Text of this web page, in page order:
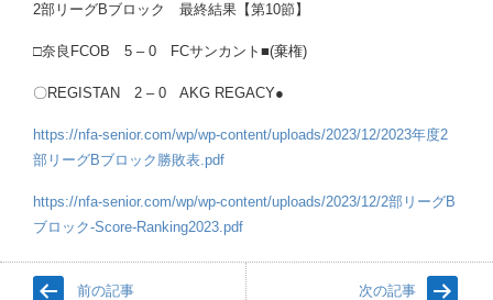
2部リーグBブロック 最終結果【第10節】
□奈良FCOB 5 – 0 FCサンカント■(棄権)
〇REGISTAN 2 – 0 AKG REGACY●
https://nfa-senior.com/wp/wp-content/uploads/2023/12/2023年度2
部リーグBブロック勝敗表.pdf
https://nfa-senior.com/wp/wp-content/uploads/2023/12/2部リーグB
ブロック-Score-Ranking2023.pdf
前の記事 次の記事